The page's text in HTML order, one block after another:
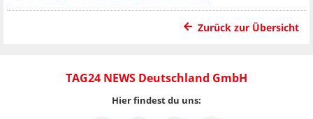
Zurück zur Übersicht
TAG24 NEWS Deutschland GmbH
Hier findest du uns: